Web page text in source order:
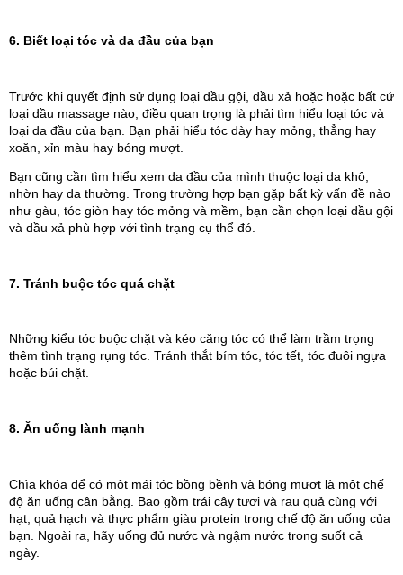
6. Biết loại tóc và da đầu của bạn
Trước khi quyết định sử dụng loại dầu gội, dầu xả hoặc hoặc bất cứ
loại dầu massage nào, điều quan trọng là phải tìm hiểu loại tóc và
loại da đầu của bạn. Bạn phải hiểu tóc dày hay mỏng, thẳng hay
xoăn, xỉn màu hay bóng mượt.
Bạn cũng cần tìm hiểu xem da đầu của mình thuộc loại da khô,
nhờn hay da thường. Trong trường hợp bạn gặp bất kỳ vấn đề nào
như gàu, tóc giòn hay tóc mỏng và mềm, bạn cần chọn loại dầu gội
và dầu xả phù hợp với tình trạng cụ thể đó.
7. Tránh buộc tóc quá chặt
Những kiểu tóc buộc chặt và kéo căng tóc có thể làm trầm trọng
thêm tình trạng rụng tóc. Tránh thắt bím tóc, tóc tết, tóc đuôi ngựa
hoặc búi chặt.
8. Ăn uống lành mạnh
Chìa khóa để có một mái tóc bồng bềnh và bóng mượt là một chế
độ ăn uống cân bằng. Bao gồm trái cây tươi và rau quả cùng với
hạt, quả hạch và thực phẩm giàu protein trong chế độ ăn uống của
bạn. Ngoài ra, hãy uống đủ nước và ngậm nước trong suốt cả
ngày.